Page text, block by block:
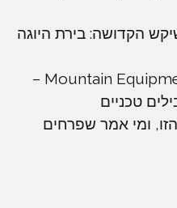
הקדושה: בירת היוגה
מבחן שטח: Mountain Equipment Comici –
טכניים
ומי אמר שפרחים